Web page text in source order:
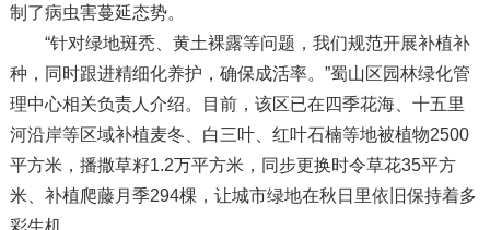
制了病虫害蔓延态势。
“针对绿地斑秃、黄土裸露等问题，我们规范开展补植补
种，同时跟进精细化养护，确保成活率。”蜀山区园林绿化管
理中心相关负责人介绍。目前，该区已在四季花海、十五里
河沿岸等区域补植麦冬、白三叶、红叶石楠等地被植物2500
平方米，播撒草籽1.2万平方米，同步更换时令草花35平方
米、补植爬藤月季294棵，让城市绿地在秋日里依旧保持着多